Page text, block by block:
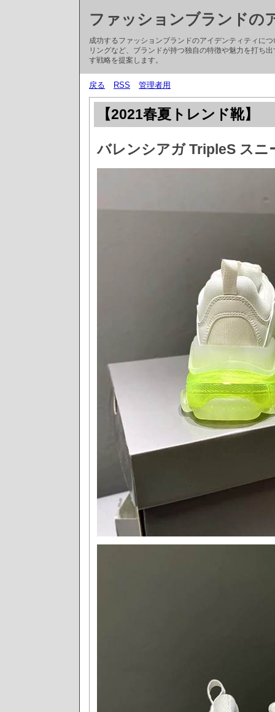
ファッションブランドの
成功するファッションブランドのアイデンティティに
リングなど、ブランドが持つ独自の特徴や魅力を打ち
す戦略を提案します。
戻る RSS 管理者用
【2021春夏トレンド靴】
バレンシアガ TripleS スニ